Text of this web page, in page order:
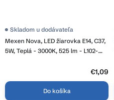
Mexen Nova, LED žiarovka E14, C37,
5W, Teplá - 3000K, 525 lm - L102-
Skladom u dodávateľa
€1,09
Do košíka